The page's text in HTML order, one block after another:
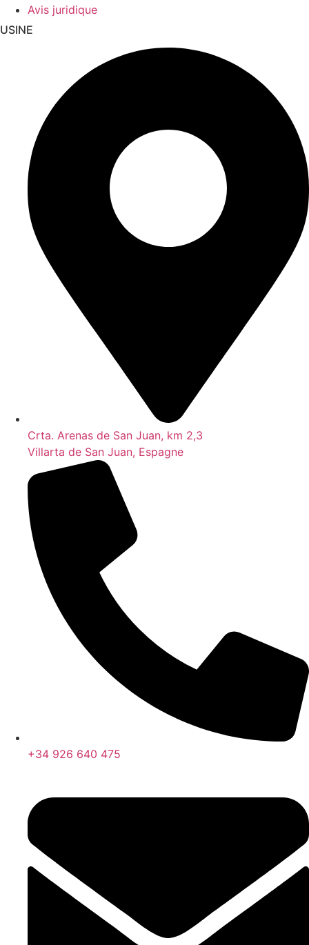
Avis juridique
USINE
Crta. Arenas de San Juan, km 2,3
Villarta de San Juan, Espagne
+34 926 640 475